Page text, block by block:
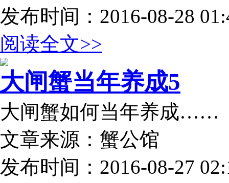
发布时间：2016-08-28
阅读全文>>
大闸蟹当年养成5
大闸蟹如何当年养成……
文章来源：蟹公馆
发布时间：2016-08-27